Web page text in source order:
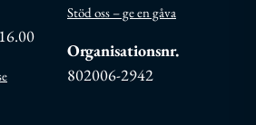
Stöd oss – ge en gåva
Organisationsnr.
802006-2942